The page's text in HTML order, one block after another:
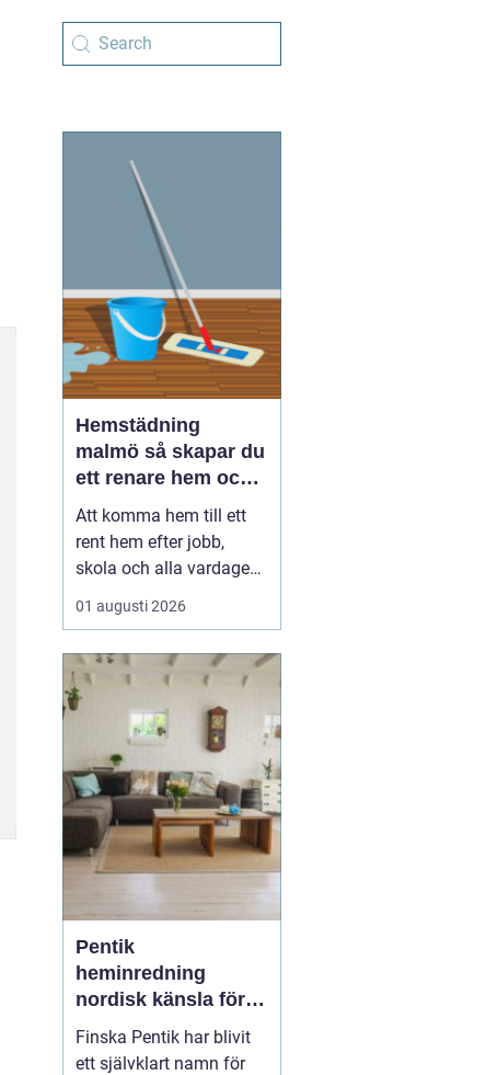
Hemstädning
malmö så skapar du
ett renare hem och
en lugnare vardag
Att komma hem till ett
rent hem efter jobb,
skola och alla vardagens
måsten gör stor skillnad
för både ork och humör.
därför att ta hjälpmed
Hemstädning Malmö i
stället för att...
01 augusti 2026
Pentik
heminredning
nordisk känsla för
varma och
personliga hem
Finska Pentik har blivit
ett självklart namn för